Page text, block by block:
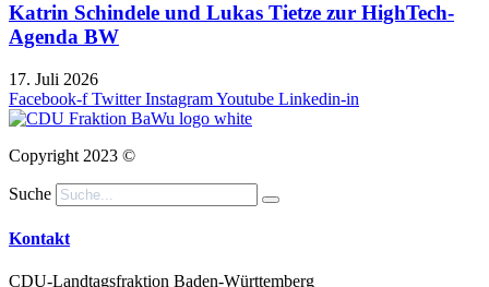
Katrin Schindele und Lukas Tietze zur HighTech-
Agenda BW
17. Juli 2026
Facebook-f Twitter InstagramYoutube Linkedin-in
Copyright 2023 ©
Suche
Kontakt
CDU-Landtagsfraktion Baden-Württemberg